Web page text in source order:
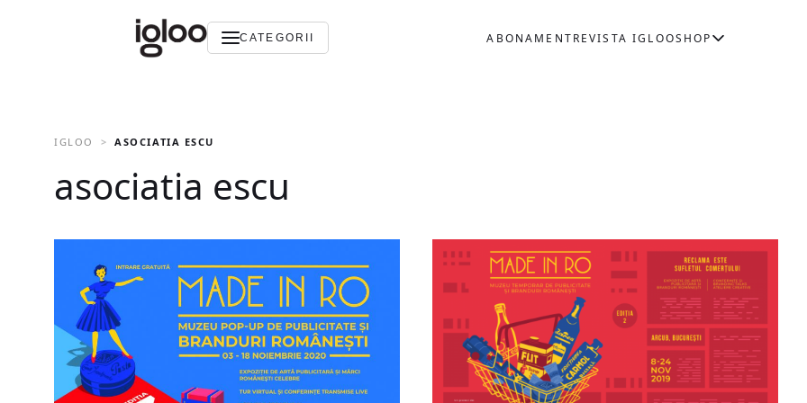
CATEGORII ABONAMENTREVISTA IGLOOSHOP
IGLOO ASOCIATIA ESCU
asociatia escu